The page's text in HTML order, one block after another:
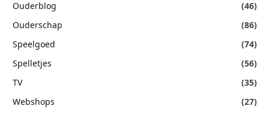
Ouderblog
(46)
Ouderschap
(86)
Speelgoed
(74)
Spelletjes
(56)
TV
(35)
Webshops
(27)